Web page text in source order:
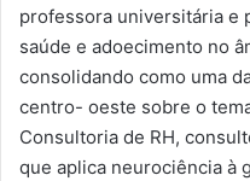
professora universitária e
saúde e adoecimento no
consolidando como uma
centro- oeste sobre o
Consultoria de RH,
que aplica neurociência à